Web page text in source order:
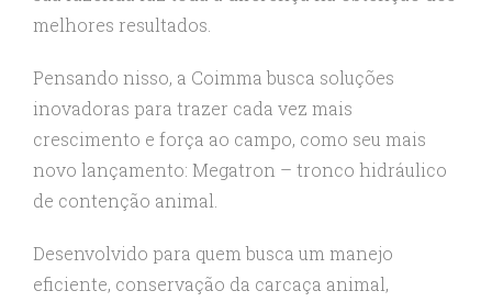
melhores resultados.
Pensando nisso, a Coimma busca soluções
inovadoras para trazer cada vez mais
crescimento e força ao campo, como seu mais
novo lançamento: Megatron – tronco hidráulico
de contenção animal.
Desenvolvido para quem busca um manejo
eficiente, conservação da carcaça animal,